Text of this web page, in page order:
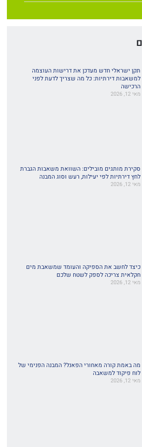
תקן ישראלי חדש מעדכן את דרישות העוצמה
למשאבות דירתיות: כל מה שצריך לדעת לפני
הרכישה
מאי 12, 2026
סקירת מותגים מובילים: השוואת משאבות הגברת
לחץ דירתיות לפי יעילות, רעש וסוג המבנה
מאי 12, 2026
כיצד לחשב את הספיקה והעומד שמשאבת מים
חקלאית צריכה לספק לשטח שלכם
מאי 12, 2026
מה באמת קורה מאחורי הפאנל? המבנה הפנימי של
לוח פיקוד למשאבה
מאי 12, 2026